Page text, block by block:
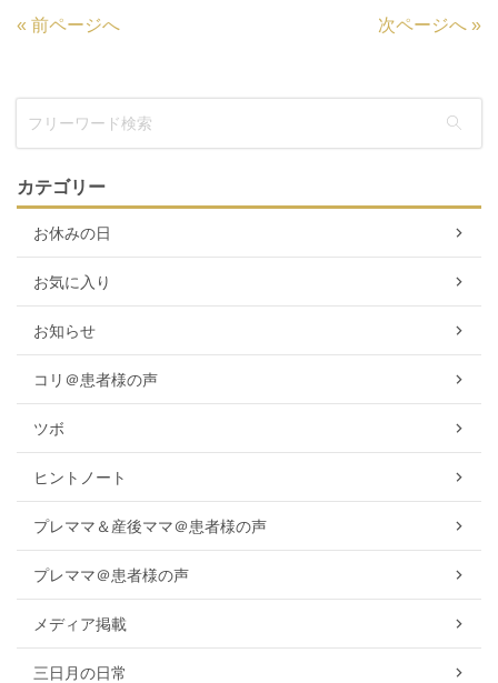
« 前ページへ 次ページへ »
カテゴリー
お休みの日
お気に入り
お知らせ
コリ＠患者様の声
ツボ
ヒントノート
プレママ＆産後ママ＠患者様の声
プレママ＠患者様の声
メディア掲載
三日月の日常